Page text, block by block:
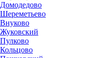
Домодедово
Шереметьево
Внуково
Жуковский
Пулково
Кольцово